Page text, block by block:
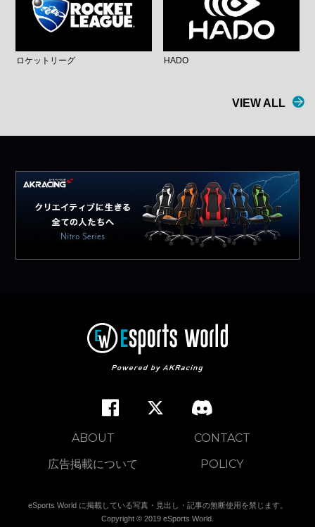
ロケットリーグ HADO
VIEW ALL
ABOUT
CONTACT
広告掲載について
POLICY
eSports World に掲載している写真・見出し・記事の無断使用を禁じます。
Copyright © 2019 eSports World.